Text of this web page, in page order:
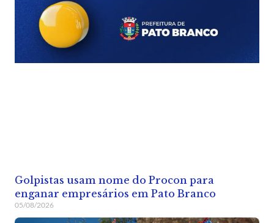
Golpistas usam nome do Procon para
enganar empresários em Pato Branco
05/08/2026